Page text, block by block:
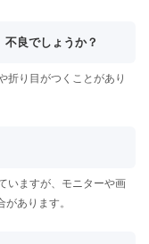
良でしょうか？
折り目がつくことがあり
いますが、モニターや画
あります。